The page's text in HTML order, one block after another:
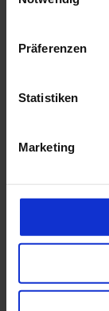
Präferenzen
Statistiken
Marketing
Wenn
B.
Wenn
Ihres
Wenn
Ihre